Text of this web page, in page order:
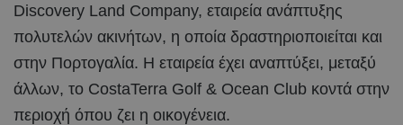
Discovery Land Company, εταιρεία ανάπτυξης
πολυτελών ακινήτων, η οποία δραστηριοποιείται και
στην Πορτογαλία. Η εταιρεία έχει αναπτύξει, μεταξύ
άλλων, το CostaTerra Golf & Ocean Club κοντά στην
περιοχή όπου ζει η οικογένεια.